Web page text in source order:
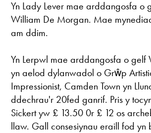
Yn Lady Lever mae arddangosfa o
William De Morgan. Mae
am ddim.
Yn Lerpwl mae arddangosfa o gelf
yn aelod dylanwadol o Grŵp
Impressionist, Camden Town yn
ddechrau'r 20fed ganrif. Pris y
Sickert yw £ 13.50 0r £ 12 os
llaw. Gall consesiynau eraill fod yn